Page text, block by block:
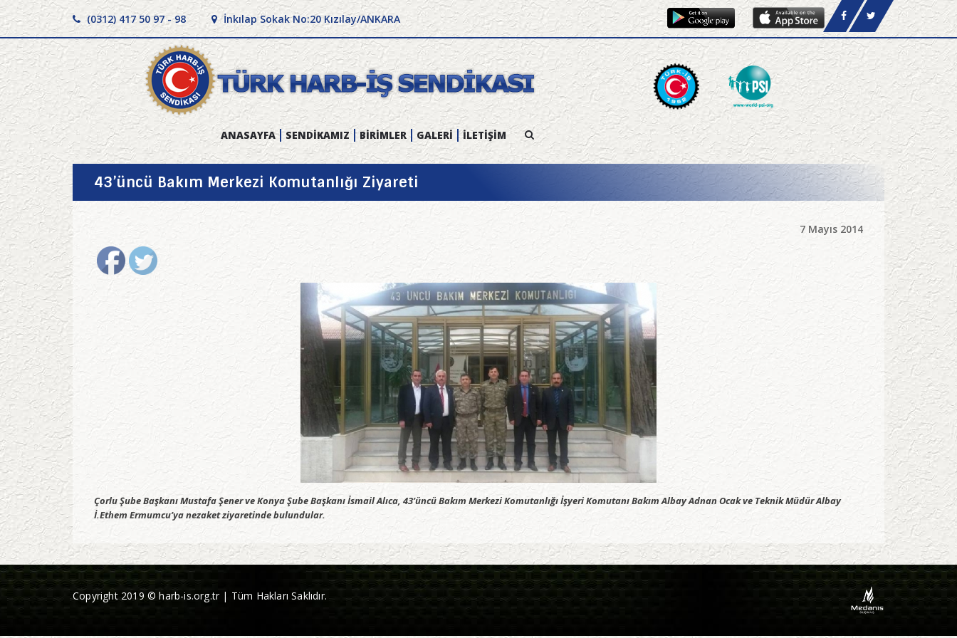
(0312) 417 50 97 - 98 İnkılap Sokak No:20 Kızılay/ANKARA
ANASAYFA SENDİKAMIZ BİRİMLER GALERİ İLETİŞİM
43’üncü Bakım Merkezi Komutanlığı Ziyareti
7 Mayıs 2014
Çorlu Şube Başkanı Mustafa Şener ve Konya Şube Başkanı İsmail Alıca, 43’üncü Bakım Merkezi Komutanlığı İşyeri Komutanı Bakım Albay Adnan Ocak ve Teknik Müdür Albay
İ.Ethem Ermumcu’ya nezaket ziyaretinde bulundular.
Copyright 2019 © harb-is.org.tr | Tüm Hakları Saklıdır.